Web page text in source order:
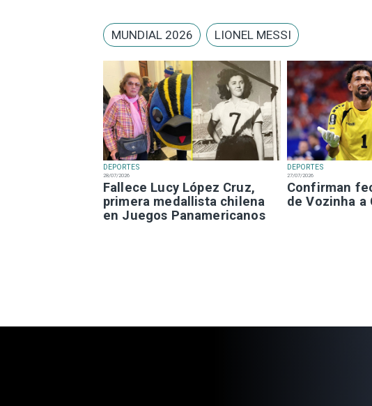
DEPORTES
28/07/2026
Fallece Lucy López Cruz,
primera medallista chilena
en Juegos Panamericanos
DEPORTES
27/07/2026
Confirman
de Vozinha a
MUNDIAL 2026 LIONEL MESSI